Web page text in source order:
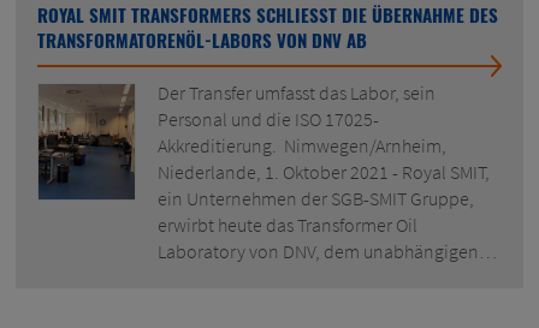
ROYAL SMIT TRANSFORMERS SCHLIESST DIE ÜBERNAHME DES
TRANSFORMATORENÖL-LABORS VON DNV AB
Der Transfer umfasst das Labor, sein
Personal und die ISO 17025-
Akkreditierung. Nimwegen/Arnheim,
Niederlande, 1. Oktober 2021 - Royal SMIT,
ein Unternehmen der SGB-SMIT Gruppe,
erwirbt heute das Transformer Oil
Laboratory von DNV, dem unabhängigen…